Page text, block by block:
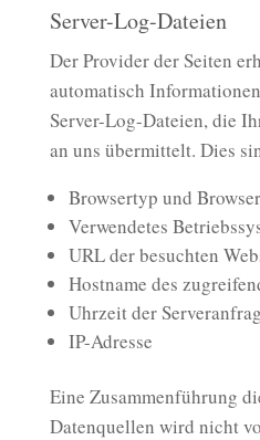
Server-Log-Dateien
Der Provider der Seiten
automatisch
Server-Log-Dateien, die
an uns übermittelt. Dies
Browsertyp und
Verwendetes
URL der besuchten
Hostname des
Uhrzeit der
IP-Adresse
Eine Zusammenführung
Datenquellen wird nicht